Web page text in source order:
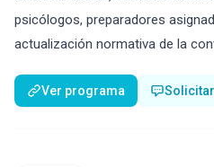
psicólogos, preparadores
actualización normativa de la
Ver programa